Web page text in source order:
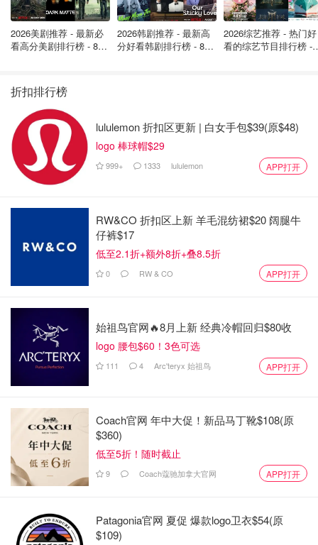
的 COVID-19 疫苗和年度流感疫苗，并且所有团体均可预约
从周三开始。
Wellington Street 的 Metro Hall、位于 5100 Yonge Street
的北约克市政中心和 410 Progress Avenue ，靠近士嘉堡市
中心。
来源：
CP24 封面@Mufid Majnun on Unsplash
原创之星
2026美剧推荐 - 最新必
看高分美剧排行榜 - 8月
2026韩剧推荐 - 最新高
分好看韩剧排行榜 - 8月
2026综艺推荐 - 热门好
看的综艺节目排行榜 -
折扣排行榜
lululemon 折扣区更新 | 白女手包$39(原$48)
logo 棒球帽$29
999+ 1333 lululemon APP打开
RW&CO 折扣区上新 羊毛混纺裙$20 阔腿牛
仔裤$17
低至2.1折+额外8折+叠8.5折
0 RW & CO APP打开
始祖鸟官网🔥8月上新 经典冷帽回归$80收
logo 腰包$60！3色可选
111 4 Arc'teryx 始祖鸟 APP打开
Coach官网 年中大促！新品马丁靴$108(原
$360)
低至5折！随时截止
9 Coach蔻驰加拿大官网 APP打开
Patagonia官网 夏促 爆款logo卫衣$54(原
$109)